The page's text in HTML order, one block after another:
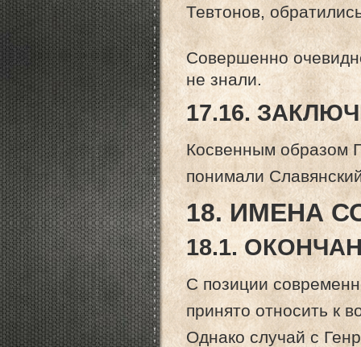
Тевтонов,
Совершенно
не знали.
17.16.
Косвенным образом
понимали
18. ИМЕНА
18.1.
С позиции
принято относить к
Однако случай с